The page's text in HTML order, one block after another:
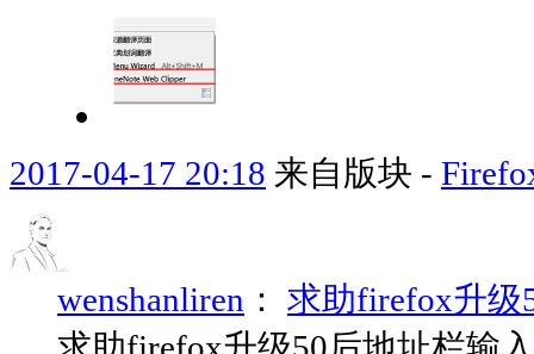
2017-04-17 20:18 来自版块 -
wenshanliren ： 求助firefox升级